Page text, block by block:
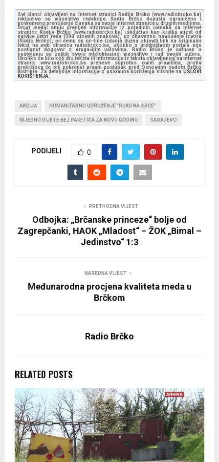
Svi članci objavljeni na internet stranici Radija Brčko (www.radiobrcko.ba)
isključivo su vlasništvo redakcije. Radio Brčko dopušta ograničeno i
povremeno prenošenje članaka sa svoje internet stranice u drugim medijima.
Drugi mediji smiju prenijeti informacije iz pojedinih članaka sa Internet
stranice Radija Brčko (www.radiobrcko.ba) isključivo kao kratku vijest od
najviše četiri reda (300 slovnih znakova), uz obavezno navođenje izvora
(Radio Brčko), pri čemu su on-line izdanja dužna objaviti link na originalni
tekst na web stranicu radiobrcko.ba, ukoliko s uredništvom portala nije
postignut dogovor o drugačijim uslovima. Radio Brčko je odlučan u
nastojanju da zaštiti svoje intelektualno vlasništvo i rad svojih autora.
Ukoliko se bilo koji dio teksta ili informacija iz teksta objavljenog na internet
stranici www.radiobrcko.ba prenese suprotno ovim pravilima, protiv
prekršioca će biti pokrenut pravni postupak pred Osnovnim sudom Brčko
distrikta. Za detaljnije informacije o uslovima korištenja kliknite na USLOVI
KORIŠTENJA.
AKCIJA HUMANITARNO UDRUŽENJE "RUKU NA SRCE"
NIJEDNO DIJETE BEZ PAKETIĆA ZA NOVU GODINU SARAJEVO
PODIJELI 0
PRETHODNA VIJEST
Odbojka: „Brčanske princeze“ bolje od
Zagrepčanki, HAOK „Mladost“ – ŽOK „Bimal –
Jedinstvo“ 1:3
NAREDNA VIJEST
Međunarodna procjena kvaliteta meda u
Brčkom
Radio Brčko
RELATED POSTS